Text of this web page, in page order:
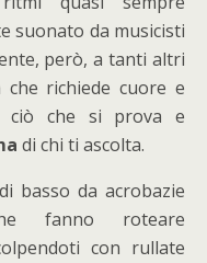
suonato da musicisti
però, a tanti altri
richiede cuore e
ciò che si prova e
di chi ti ascolta.
basso da acrobazie
fanno roteare
con rullate